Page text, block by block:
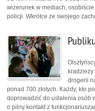
wizerunek w mediach, osobiście
policji. Wkrótce ze swojego
kradzieży
drogerii
ponad 700 złotych. Każdy, kto
doprowadzić do ustalenia osób
o pilny kontakt z